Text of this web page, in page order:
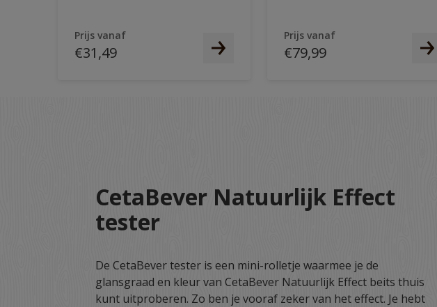
Prijs vanaf
€31,49
Prijs vanaf
€79,99
CetaBever Natuurlijk Effect
tester
De CetaBever tester is een mini-rolletje waarmee je de
glansgraad en kleur van CetaBever Natuurlijk Effect beits thuis
kunt uitproberen. Zo ben je vooraf zeker van het effect. Je hebt